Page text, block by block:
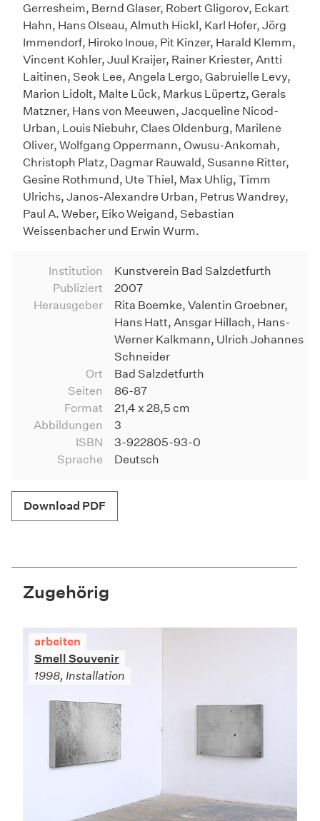
Gerresheim, Bernd Glaser, Robert Gligorov, Eckart
Hahn, Hans OIseau, Almuth Hickl, Karl Hofer, Jörg
Immendorf, Hiroko Inoue, Pit Kinzer, Harald Klemm,
Vincent Kohler, Juul Kraijer, Rainer Kriester, Antti
Laitinen, Seok Lee, Angela Lergo, Gabruielle Levy,
Marion Lidolt, Malte Lück, Markus Lüpertz, Gerals
Matzner, Hans von Meeuwen, Jacqueline Nicod-
Urban, Louis Niebuhr, Claes Oldenburg, Marilene
Oliver, Wolfgang Oppermann, Owusu-Ankomah,
Christoph Platz, Dagmar Rauwald, Susanne Ritter,
Gesine Rothmund, Ute Thiel, Max Uhlig, Timm
Ulrichs, Janos-Alexandre Urban, Petrus Wandrey,
Paul A. Weber, Eiko Weigand, Sebastian
Weissenbacher und Erwin Wurm.
Institution
Kunstverein Bad Salzdetfurth
Publiziert
2007
Herausgeber
Rita Boemke, Valentin Groebner,
Hans Hatt, Ansgar Hillach, Hans-
Werner Kalkmann, Ulrich Johannes
Schneider
Ort
Bad Salzdetfurth
Seiten
86-87
Format
21,4 x 28,5 cm
Abbildungen
3
ISBN
3-922805-93-0
Sprache
Deutsch
Download PDF
Zugehörig
arbeiten
Smell Souvenir
1998, Installation